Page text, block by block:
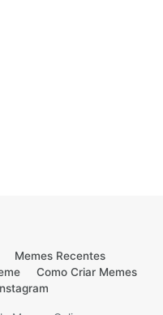
Memes Recentes
Como Criar Memes